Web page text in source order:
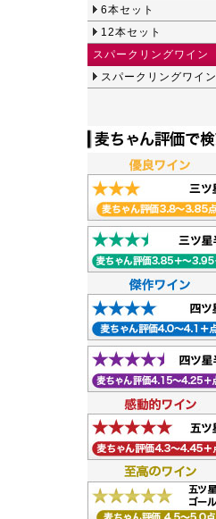
6本セット
12本セット
スパークリングワイン
スパークリングワイン